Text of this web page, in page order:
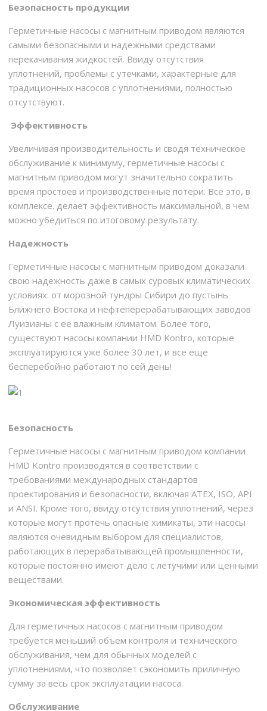
Безопасность продукции
Герметичные насосы с магнитным приводом являются
самыми безопасными и надежными средствами
перекачивания жидкостей. Ввиду отсутствия
уплотнений, проблемы с утечками, характерные для
традиционных насосов с уплотнениями, полностью
отсутствуют.
Эффективность
Увеличивая производительность и сводя техническое
обслуживание к минимуму, герметичные насосы с
магнитным приводом могут значительно сократить
время простоев и производственные потери. Все это, в
комплексе. делает эффективность максимальной, в чем
можно убедиться по итоговому результату.
Надежность
Герметичные насосы с магнитным приводом доказали
свою надежность даже в самых суровых климатических
условиях: от морозной тундры Сибири до пустынь
Ближнего Востока и нефтеперерабатывающих заводов
Луизианы с ее влажным климатом. Более того,
существуют насосы компании HMD Kontro, которые
эксплуатируются уже более 30 лет, и все еще
бесперебойно работают по сей день!
Безопасность
Герметичные насосы с магнитным приводом компании
HMD Kontro производятся в соответствии с
требованиями международных стандартов
проектирования и безопасности, включая ATEX, ISO, API
и ANSI. Кроме того, ввиду отсутствия уплотнений, через
которые могут протечь опасные химикаты, эти насосы
являются очевидным выбором для специалистов,
работающих в перерабатывающей промышленности,
которые постоянно имеют дело с летучими или ценными
веществами.
Экономическая эффективность
Для герметичных насосов с магнитным приводом
требуется меньший объем контроля и технического
обслуживания, чем для обычных моделей с
уплотнениями, что позволяет сэкономить приличную
сумму за весь срок эксплуатации насоса.
Обслуживание